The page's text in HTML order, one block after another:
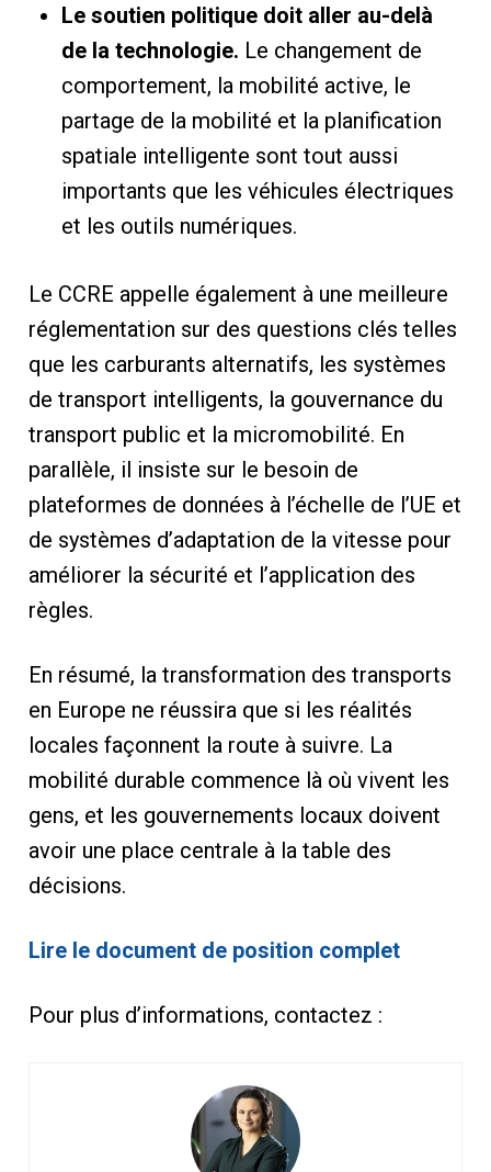
Le soutien politique doit aller au-delà
de la technologie. Le changement de
comportement, la mobilité active, le
partage de la mobilité et la planification
spatiale intelligente sont tout aussi
importants que les véhicules électriques
et les outils numériques.
Le CCRE appelle également à une meilleure
réglementation sur des questions clés telles
que les carburants alternatifs, les systèmes
de transport intelligents, la gouvernance du
transport public et la micromobilité. En
parallèle, il insiste sur le besoin de
plateformes de données à l’échelle de l’UE et
de systèmes d’adaptation de la vitesse pour
améliorer la sécurité et l’application des
règles.
En résumé, la transformation des transports
en Europe ne réussira que si les réalités
locales façonnent la route à suivre. La
mobilité durable commence là où vivent les
gens, et les gouvernements locaux doivent
avoir une place centrale à la table des
décisions.
Lire le document de position complet
Pour plus d’informations, contactez :